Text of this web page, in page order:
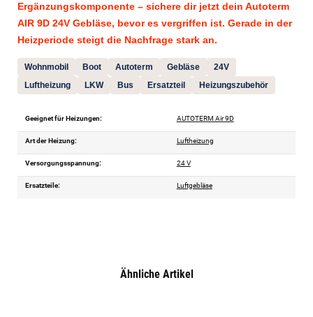
Ergänzungskomponente – sichere dir jetzt dein Autoterm
AIR 9D 24V Gebläse, bevor es vergriffen ist. Gerade in der
Heizperiode steigt die Nachfrage stark an.
Wohnmobil Boot Autoterm Gebläse
24V
Luftheizung
LKW Bus Ersatzteil Heizungszubehör
Geeignet für Heizungen: AUTOTERM Air 9D
Art der Heizung: Luftheizung
Versorgungsspannung: 24 V
Ersatzteile: Luftgebläse
Ähnliche Artikel